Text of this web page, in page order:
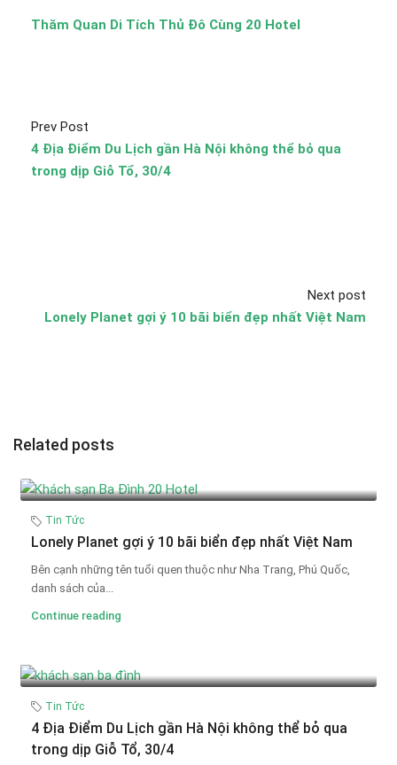
Thăm Quan Di Tích Thủ Đô Cùng 20 Hotel
Prev Post
4 Địa Điểm Du Lịch gần Hà Nội không thể bỏ qua
trong dịp Giỗ Tổ, 30/4
Next post
Lonely Planet gợi ý 10 bãi biển đẹp nhất Việt Nam
Related posts
Tin Tức
Lonely Planet gợi ý 10 bãi biển đẹp nhất Việt Nam
Bên cạnh những tên tuổi quen thuộc như Nha Trang, Phú Quốc,
danh sách của...
Continue reading
Tin Tức
4 Địa Điểm Du Lịch gần Hà Nội không thể bỏ qua
trong dịp Giỗ Tổ, 30/4